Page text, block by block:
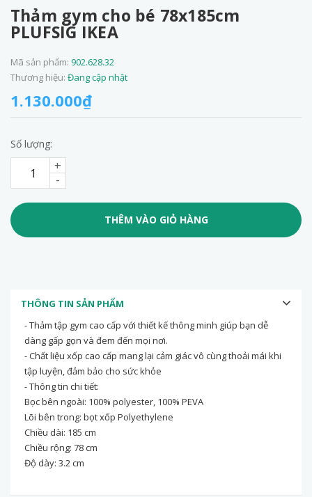
Thảm gym cho bé 78x185cm
PLUFSIG IKEA
Mã sản phẩm: 902.628.32
Thương hiệu: Đang cập nhật
1.130.000₫
Số lượng:
-
+
THÊM VÀO GIỎ HÀNG
THÔNG TIN SẢN PHẨM
- Thảm tập gym cao cấp với thiết kế thông minh giúp bạn dễ
dàng gấp gọn và đem đến mọi nơi.
- Chất liệu xốp cao cấp mang lại cảm giác vô cùng thoải mái khi
tập luyện, đảm bảo cho sức khỏe
- Thông tin chi tiết:
Bọc bên ngoài: 100% polyester, 100% PEVA
Lõi bên trong: bọt xốp Polyethylene
Chiều dài: 185 cm
Chiều rộng: 78 cm
Độ dày: 3.2 cm